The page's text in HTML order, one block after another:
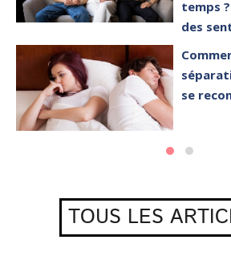
temps
des
se
TOUS LES